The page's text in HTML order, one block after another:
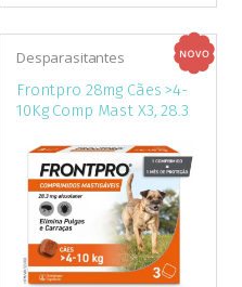
Desparasitantes
Frontpro 28mg Cães >4-
10Kg Comp Mast X3, 28.3